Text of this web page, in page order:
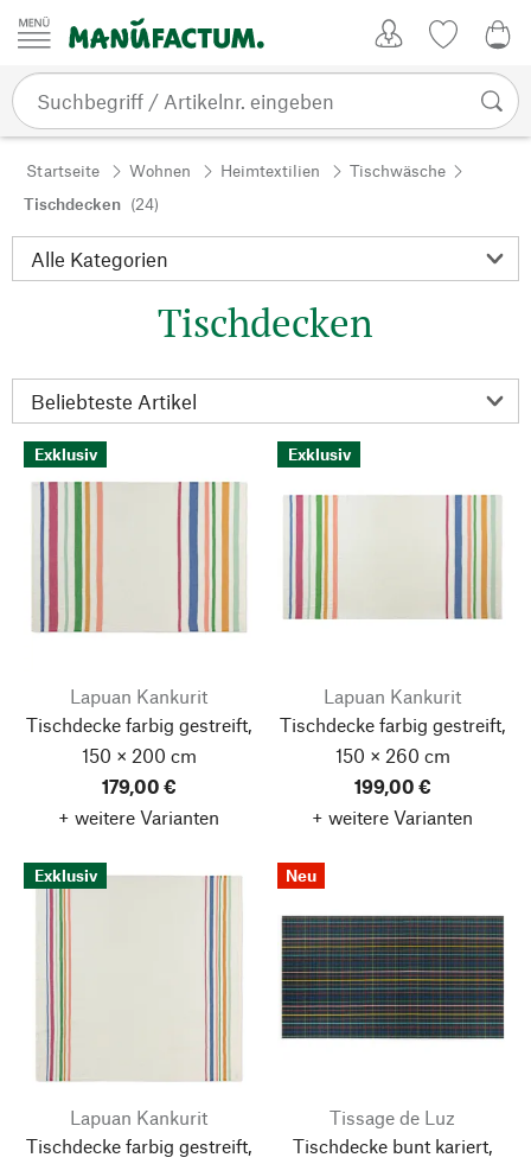
Zum Inhalt springen
Startseite Wohnen Heimtextilien
Tischwäsche
Tischdecken (24)
Tischdecken
Exklusiv
Lapuan Kankurit
Tischdecke farbig gestreift,
150 × 200 cm
179,00 €
+ weitere Varianten
Exklusiv
Lapuan Kankurit
Tischdecke farbig gestreift,
150 × 260 cm
199,00 €
+ weitere Varianten
Exklusiv
Lapuan Kankurit
Tischdecke farbig gestreift,
Neu
Tissage de Luz
Tischdecke bunt kariert,